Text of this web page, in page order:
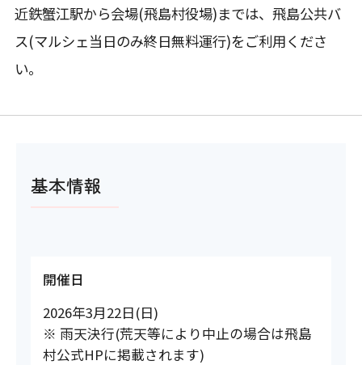
近鉄蟹江駅から会場(飛島村役場)までは、飛島公共バ
ス(マルシェ当日のみ終日無料運行)をご利用くださ
い。
基本情報
開催日
2026年3月22日(日)
※ 雨天決行(荒天等により中止の場合は飛島
村公式HPに掲載されます)